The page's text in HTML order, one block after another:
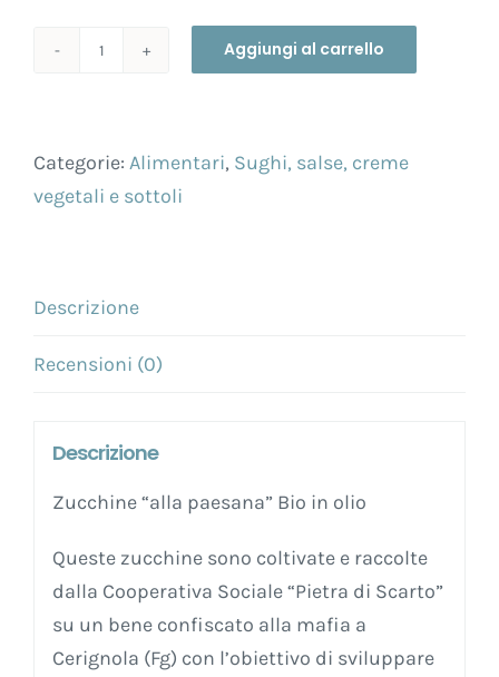
Bio
in
314
quantità
Aggiungi al carrello
Categorie: Alimentari, Sughi, salse, creme
vegetali e sottoli
Descrizione
Recensioni (0)
Descrizione
Zucchine “alla paesana” Bio in olio
Queste zucchine sono coltivate e raccolte
dalla Cooperativa Sociale “Pietra di Scarto”
su un bene confiscato alla mafia a
Cerignola (Fg) con l’obiettivo di sviluppare